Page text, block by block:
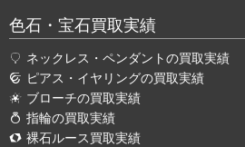
色石・宝石買取実績
ネックレス・ペンダントの買取実績
ピアス・イヤリングの買取実績
ブローチの買取実績
指輪の買取実績
裸石ルース買取実績